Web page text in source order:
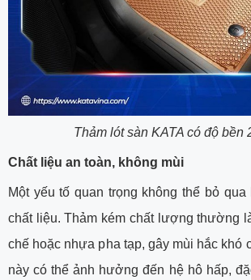
Thảm lót sàn KATA có độ bền
Chất liệu an toàn, không mùi
Một yếu tố quan trọng không thể bỏ
chất liệu. Thảm kém chất lượng thường
chế hoặc nhựa pha tạp, gây mùi hắc khó
này có thể ảnh hưởng đến hệ hô hấp,